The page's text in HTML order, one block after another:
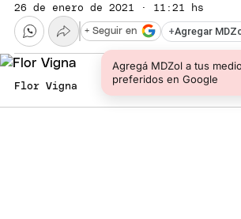
26 de enero de 2021 · 11:21 hs
+Agregar
Agregá MDZol a tus
preferidos en Google
+ Seguir en
Flor Vigna